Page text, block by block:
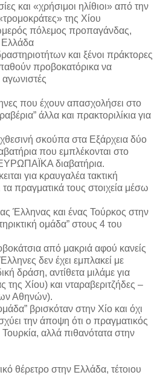
και «χρήσιμοι ηλίθιοι» από την
της Χίου
πόλεμος προπαγάνδας,
Ελλάδα
και ξένοι πράκτορες
προβοκατόρικα να
που έχουν απασχολήσει στο
άλλα και πρακτοριλίκια για
σκούπα στα Εξάρχεια δύο
που εμπλέκονται στο
διαβατήρια.
για κραυγαλέα τακτική
πραγματικά τους στοιχεία μέσω
Έλληνας και ένας Τούρκος στην
ομάδα” στους 4 του
από μακριά αφού κανείς
δεν έχει εμπλακεί με
δράση, αντίθετα μιλάμε για
της Χίου) και νταραβεριτζήδες –
Αθηνών).
βρισκόταν στην Χίο και όχι
την άποψη ότι ο πραγματικός
αλλά πιθανότατα στην
θέρετρο στην Ελλάδα, τέτοιου